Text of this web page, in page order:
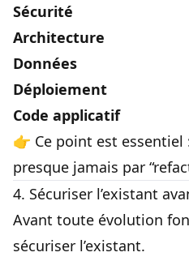
Sécurité
Architecture
Données
Déploiement
Code applicatif
👉 Ce point est essentiel
presque jamais par
4. Sécuriser l’existant
Avant toute évolution
sécuriser l’existant.